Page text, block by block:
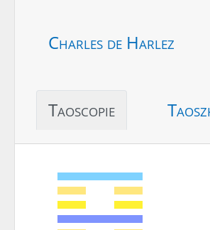
Charles de Harlez
Taoscopie